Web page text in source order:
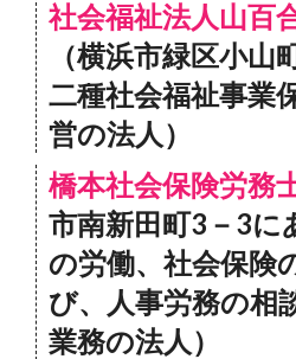
社会福祉法人山百
（横浜市緑区小
二種社会福祉事業
営の法人）
橋本社会保険労務
市南新田町3－3に
の労働、社会保険
び、人事労務の相
業務の法人）